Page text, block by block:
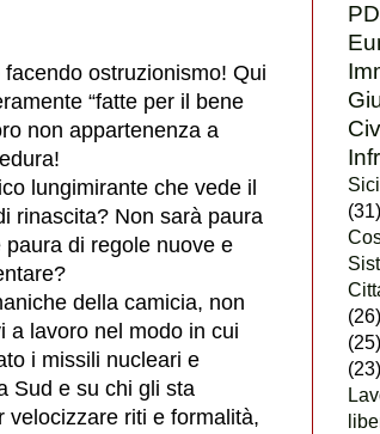
ostruzionismo! Qui
“fatte per il bene
non appartenenza a
lungimirante che vede il
rinascita? Non sarà paura
di regole nuove e
della camicia, non
a lavoro nel modo in cui
i missili nucleari e
Sud e su chi gli sta
velocizzare riti e formalità,
PD
(31)
(26)
(25)
(23)